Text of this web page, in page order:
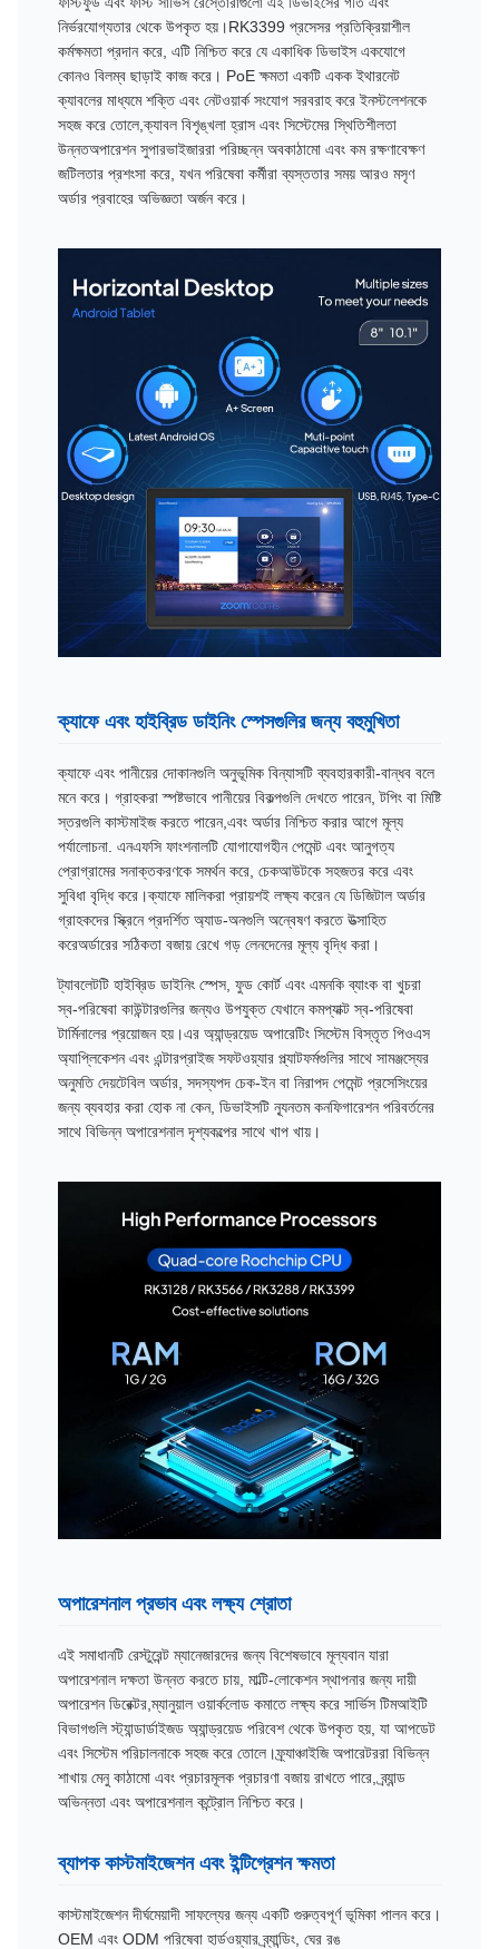
নির্ভরযোগ্যতার থেকে উপকৃত হয়।RK3399 প্রসেসর প্রতিক্রিয়াশীল
কর্মক্ষমতা প্রদান করে, এটি নিশ্চিত করে যে একাধিক ডিভাইস একযোগে
কোনও বিলম্ব ছাড়াই কাজ করে। PoE ক্ষমতা একটি একক ইথারনেট
ক্যাবলের মাধ্যমে শক্তি এবং নেটওয়ার্ক সংযোগ সরবরাহ করে ইনস্টলেশনকে
সহজ করে তোলে,ক্যাবল বিশৃঙ্খলা হ্রাস এবং সিস্টেমের স্থিতিশীলতা
উন্নতঅপারেশন সুপারভাইজাররা পরিচ্ছন্ন অবকাঠামো এবং কম রক্ষণাবেক্ষণ
জটিলতার প্রশংসা করে, যখন পরিষেবা কর্মীরা ব্যস্ততার সময় আরও মসৃণ
অর্ডার প্রবাহের অভিজ্ঞতা অর্জন করে।
ক্যাফে এবং হাইব্রিড ডাইনিং স্পেসগুলির জন্য বহুমুখিতা
ক্যাফে এবং পানীয়ের দোকানগুলি অনুভূমিক বিন্যাসটি ব্যবহারকারী-বান্ধব বলে
মনে করে। গ্রাহকরা স্পষ্টভাবে পানীয়ের বিকল্পগুলি দেখতে পারেন, টপিং বা মিষ্টি
স্তরগুলি কাস্টমাইজ করতে পারেন,এবং অর্ডার নিশ্চিত করার আগে মূল্য
পর্যালোচনা. এনএফসি ফাংশনালটি যোগাযোগহীন পেমেন্ট এবং আনুগত্য
প্রোগ্রামের সনাক্তকরণকে সমর্থন করে, চেকআউটকে সহজতর করে এবং
সুবিধা বৃদ্ধি করে।ক্যাফে মালিকরা প্রায়শই লক্ষ্য করেন যে ডিজিটাল অর্ডার
গ্রাহকদের স্ক্রিনে প্রদর্শিত অ্যাড-অনগুলি অন্বেষণ করতে উত্সাহিত
করেঅর্ডারের সঠিকতা বজায় রেখে গড় লেনদেনের মূল্য বৃদ্ধি করা।
ট্যাবলেটটি হাইব্রিড ডাইনিং স্পেস, ফুড কোর্ট এবং এমনকি ব্যাংক বা খুচরা
স্ব-পরিষেবা কাউন্টারগুলির জন্যও উপযুক্ত যেখানে কমপ্যাক্ট স্ব-পরিষেবা
টার্মিনালের প্রয়োজন হয়।এর অ্যান্ড্রয়েড অপারেটিং সিস্টেম বিস্তৃত পিওএস
অ্যাপ্লিকেশন এবং এন্টারপ্রাইজ সফটওয়্যার প্ল্যাটফর্মগুলির সাথে সামঞ্জস্যের
অনুমতি দেয়টেবিল অর্ডার, সদস্যপদ চেক-ইন বা নিরাপদ পেমেন্ট প্রসেসিংয়ের
জন্য ব্যবহার করা হোক না কেন, ডিভাইসটি ন্যূনতম কনফিগারেশন পরিবর্তনের
সাথে বিভিন্ন অপারেশনাল দৃশ্যকল্পের সাথে খাপ খায়।
অপারেশনাল প্রভাব এবং লক্ষ্য শ্রোতা
এই সমাধানটি রেস্টুরেন্ট ম্যানেজারদের জন্য বিশেষভাবে মূল্যবান যারা
অপারেশনাল দক্ষতা উন্নত করতে চায়, মাল্টি-লোকেশন স্থাপনার জন্য দায়ী
অপারেশন ডিরেক্টর,ম্যানুয়াল ওয়ার্কলোড কমাতে লক্ষ্য করে সার্ভিস টিমআইটি
বিভাগগুলি স্ট্যান্ডার্ডাইজড অ্যান্ড্রয়েড পরিবেশ থেকে উপকৃত হয়, যা আপডেট
এবং সিস্টেম পরিচালনাকে সহজ করে তোলে।ফ্র্যাঞ্চাইজি অপারেটররা বিভিন্ন
শাখায় মেনু কাঠামো এবং প্রচারমূলক প্রচারণা বজায় রাখতে পারে, ব্র্যান্ড
অভিন্নতা এবং অপারেশনাল কন্ট্রোল নিশ্চিত করে।
ব্যাপক কাস্টমাইজেশন এবং ইন্টিগ্রেশন ক্ষমতা
কাস্টমাইজেশন দীর্ঘমেয়াদী সাফল্যের জন্য একটি গুরুত্বপূর্ণ ভূমিকা পালন করে।
OEM এবং ODM পরিষেবা হার্ডওয়্যার ব্র্যান্ডিং, ঘের রঙ